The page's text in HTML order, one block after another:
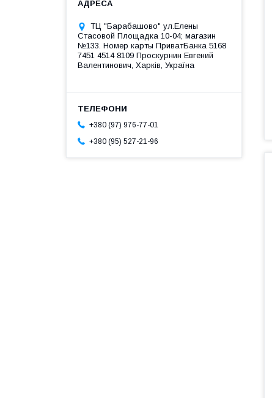
ТЦ "Барабашово" ул.Елены
Стасовой Площадка 10-04; магазин
№133. Номер карты ПриватБанка 5168
7451 4514 8109 Проскурнин Евгений
Валентинович, Харків, Україна
+380 (97) 976-77-01
+380 (95) 527-21-96